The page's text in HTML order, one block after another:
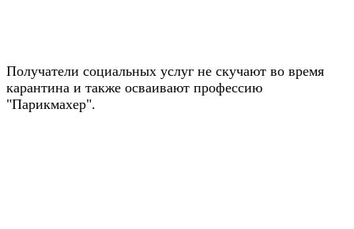
Получатели социальных услуг не скучают во время
карантина и также осваивают профессию
"Парикмахер".